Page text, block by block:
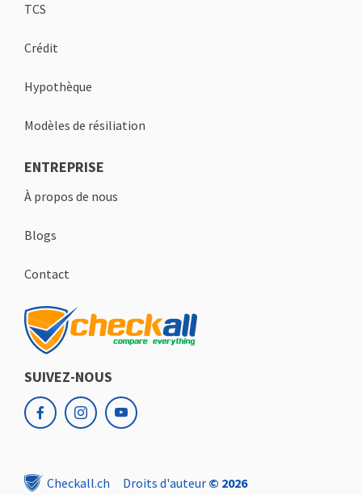
TCS
Crédit
Hypothèque
Modèles de résiliation
ENTREPRISE
À propos de nous
Blogs
Contact
SUIVEZ-NOUS
facebookinstagramyoutube
Checkall.ch Droits d'auteur © 2026